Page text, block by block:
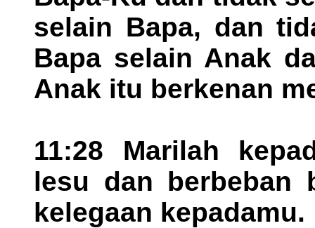
selain Bapa, dan
Bapa selain Anak
Anak itu berkenan
11:28 Marilah
lesu dan berbeban
kelegaan kepadamu.